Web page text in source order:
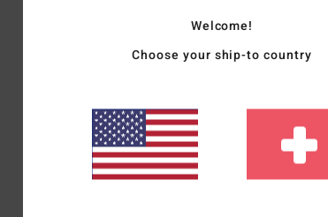
Welcome!
Choose your ship-to country